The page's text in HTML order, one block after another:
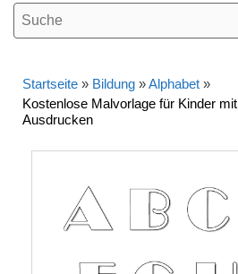
Startseite » Bildung »Alphabet »
Kostenlose Malvorlage für Kinder
Ausdrucken